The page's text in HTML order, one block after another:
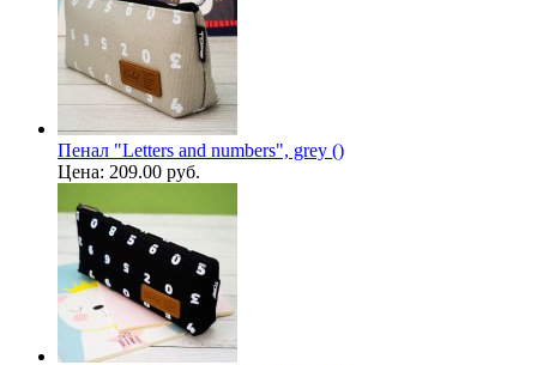
Пенал "Letters and numbers", grey ()
Цена: 209.00 руб.